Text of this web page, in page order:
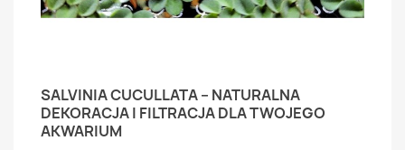
SALVINIA CUCULLATA – NATURALNA
DEKORACJA I FILTRACJA DLA TWOJEGO
AKWARIUM